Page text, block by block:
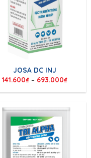
JOSA DC INJ
141.600₫ – 693.000₫